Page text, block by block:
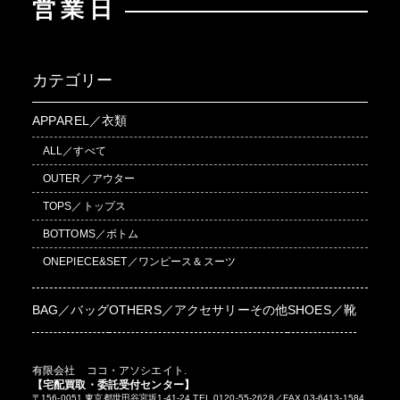
営業日
カテゴリー
APPAREL／衣類
ALL／すべて
OUTER／アウター
TOPS／トップス
BOTTOMS／ボトム
ONEPIECE&SET／ワンピース＆スーツ
BAG／バッグOTHERS／アクセサリーその他SHOES／靴
有限会社 ココ・アソシエイト.
【宅配買取・委託受付センター】
〒156-0051 東京都世田谷宮坂1-41-24 TEL 0120-55-2628／FAX 03-6413-1584